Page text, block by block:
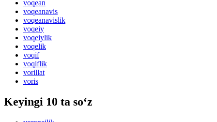
voqean
voqeanavis
voqeanavislik
voqeiy
voqeiylik
voqelik
voqif
voqiflik
vorillat
voris
Keyingi 10 ta so‘z